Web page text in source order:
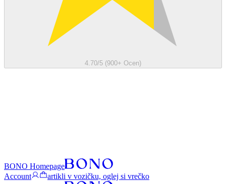
4.70/5 (900+ Ocen)
BONO Homepage
Account
artikli v vozičku, oglej si vrečko